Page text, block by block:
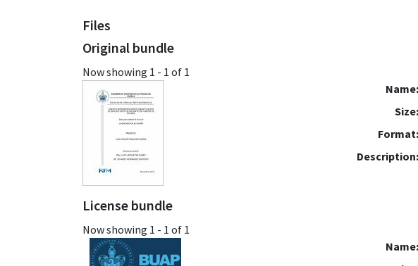
Files
Original bundle
Now showing 1 - 1 of 1
Name:
Size:
Format:
Description:
License bundle
Now showing 1 - 1 of 1
Name: